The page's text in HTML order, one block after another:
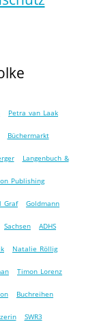
Petra van Laak
Büchermarkt
Langenbuch &
Publishing
Graf Goldmann
Sachsen ADHS
Natalie Röllig
Timon Lorenz
Buchreihen
SWR3